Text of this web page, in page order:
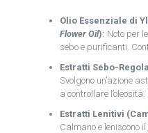
Olio Essenziale di
Flower Oil): Noto per
sebo e purificanti.
Estratti Sebo-
Svolgono un’azione
a controllare
Estratti Lenitivi
Calmano e leniscono